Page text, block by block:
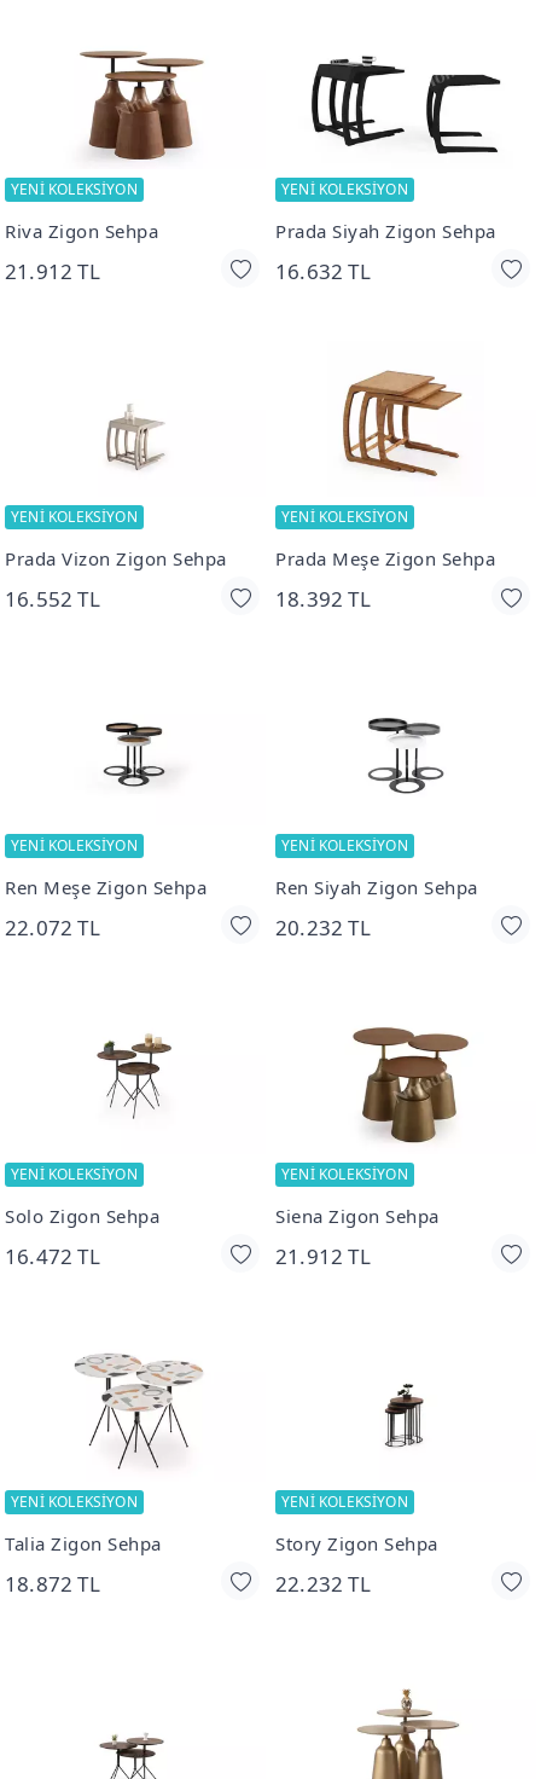
YENİ KOLEKSİYON
Riva Zigon Sehpa
21.912 TL
YENİ KOLEKSİYON
Prada Siyah Zigon Sehpa
16.632 TL
YENİ KOLEKSİYON
Prada Vizon Zigon Sehpa
16.552 TL
YENİ KOLEKSİYON
Prada Meşe Zigon Sehpa
18.392 TL
YENİ KOLEKSİYON
Ren Meşe Zigon Sehpa
22.072 TL
YENİ KOLEKSİYON
Ren Siyah Zigon Sehpa
20.232 TL
YENİ KOLEKSİYON
Solo Zigon Sehpa
16.472 TL
YENİ KOLEKSİYON
Siena Zigon Sehpa
21.912 TL
YENİ KOLEKSİYON
Talia Zigon Sehpa
18.872 TL
YENİ KOLEKSİYON
Story Zigon Sehpa
22.232 TL